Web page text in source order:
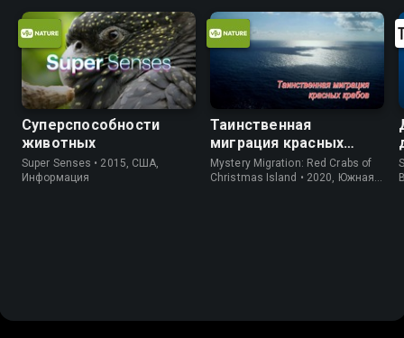
Суперспособности
животных
Super Senses • 2015, США,
Информация
Таинственная
миграция красных
крабов
Mystery Migration: Red Crabs of
Christmas Island • 2020, Южная